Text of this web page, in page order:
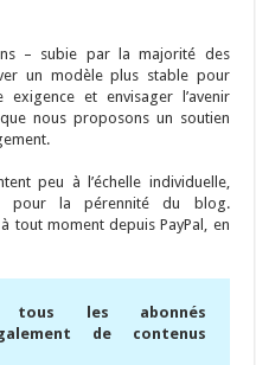
– subie par la majorité des
un modèle plus stable pour
et envisager l’avenir
nous proposons un soutien
peu à l’échelle individuelle,
pour la pérennité du blog.
tout moment depuis PayPal, en
: tous les abonnés
de contenus